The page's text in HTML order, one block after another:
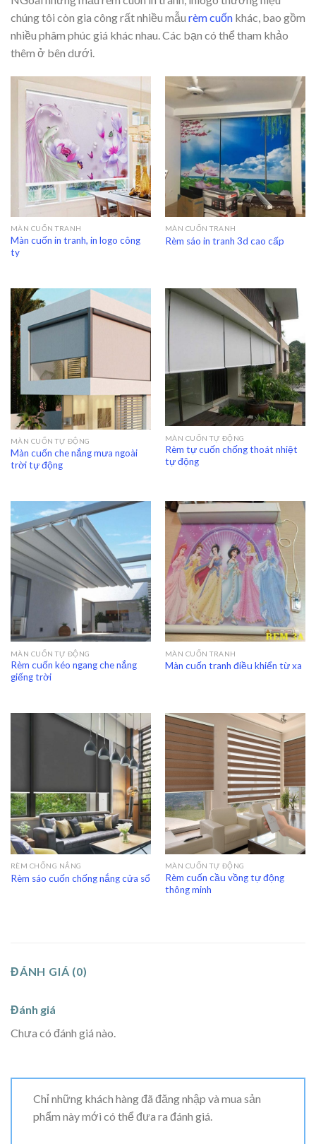
chúng tôi còn gia công rất nhiều mẫu rèm cuốn khác, bao gồm
nhiều phâm phúc giá khác nhau. Các bạn có thể tham khảo
thêm ở bên dưới.
MÀN CUỐN TRANH
Màn cuốn in tranh, in logo công
ty
MÀN CUỐN TRANH
Rèm sáo in tranh 3d cao cấp
MÀN CUỐN TỰ ĐỘNG
Màn cuốn che nắng mưa ngoài
trời tự động
MÀN CUỐN TỰ ĐỘNG
Rèm tự cuốn chống thoát nhiệt
tự động
MÀN CUỐN TỰ ĐỘNG
Rèm cuốn kéo ngang che nắng
giếng trời
MÀN CUỐN TRANH
Màn cuốn tranh điều khiển từ xa
RÈM CHỐNG NẮNG
Rèm sáo cuốn chống nắng cửa sổ
MÀN CUỐN TỰ ĐỘNG
Rèm cuốn cầu vồng tự động
thông minh
ĐÁNH GIÁ (0)
Đánh giá
Chưa có đánh giá nào.
Chỉ những khách hàng đã đăng nhập và mua sản
phẩm này mới có thể đưa ra đánh giá.